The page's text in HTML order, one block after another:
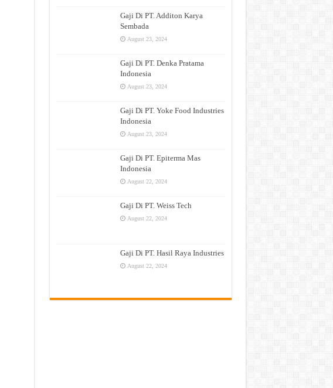
Gaji Di PT. Additon Karya
Sembada
August 23, 2024
Gaji Di PT. Denka Pratama
Indonesia
August 23, 2024
Gaji Di PT. Yoke Food Industries
Indonesia
August 23, 2024
Gaji Di PT. Epiterma Mas
Indonesia
August 22, 2024
Gaji Di PT. Weiss Tech
August 22, 2024
Gaji Di PT. Hasil Raya Industries
August 22, 2024